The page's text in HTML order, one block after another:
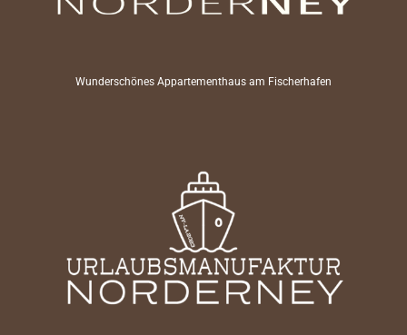
Wunderschönes Appartementhaus am Fischerhafen